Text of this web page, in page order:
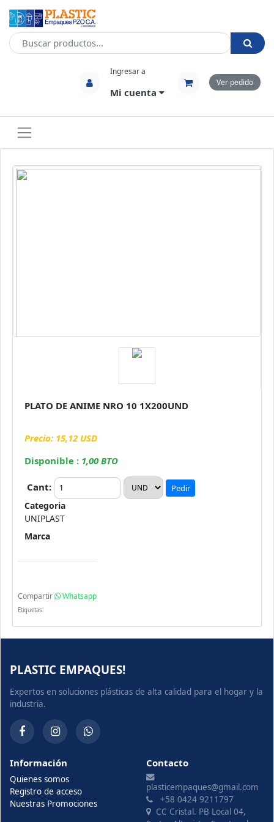
Ingresar a
Mi cuenta
Ver pedido
PLATO DE ANIME NRO 10 1X200UND
Precio: 15,12 USD
Disponible : 1,00 BTO
Cant: Pedir
Categoria
UNIPLAST
Marca
Compartir Whatsapp
Etiquetas:
PLASTIC EMPAQUES!
Expertos en soluciones plásticas de alta calidad para el hogar y la
industria.
Información
Quienes somos
Registro de acceso
Nuestras Promociones
Contacto
plasticempaques@gmail.com
+58 0424 9211797
CC Cristal. PB Local 04,